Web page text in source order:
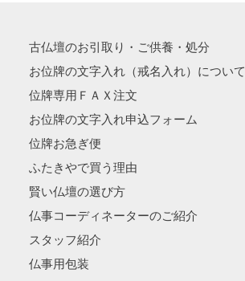
古仏壇のお引取り・ご供養・処分
お位牌の文字入れ（戒名入れ）について
位牌専用ＦＡＸ注文
お位牌の文字入れ申込フォーム
位牌お急ぎ便
ふたきやで買う理由
賢い仏壇の選び方
仏事コーディネーターのご紹介
スタッフ紹介
仏事用包装